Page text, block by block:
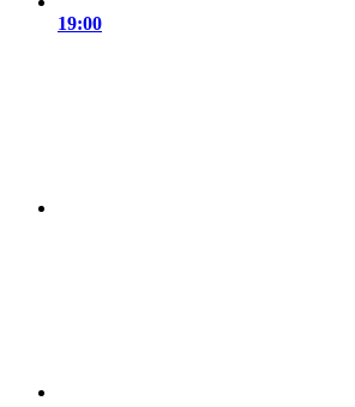
19:00